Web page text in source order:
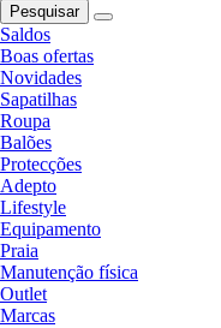
Pesquisar
Saldos
Boas ofertas
Novidades
Sapatilhas
Roupa
Balões
Protecções
Adepto
Lifestyle
Equipamento
Praia
Manutenção física
Outlet
Marcas